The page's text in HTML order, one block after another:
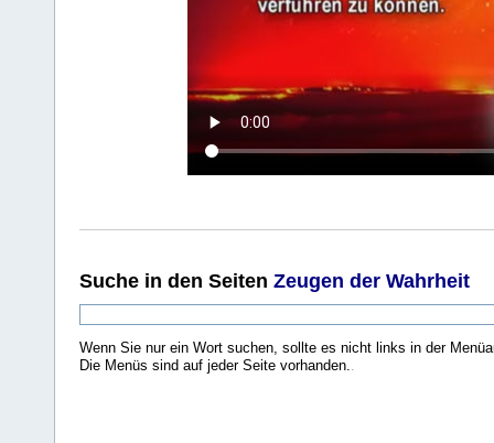
Suche in den Seiten Zeugen der Wahrheit
Wenn Sie nur ein Wort suchen, sollte es nicht links in der
Die Menüs sind auf jeder Seite vorhanden.